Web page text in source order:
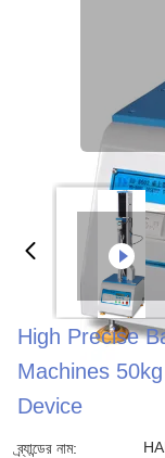
High Precise
Machines
Device
ব্র্যান্ডের নাম: